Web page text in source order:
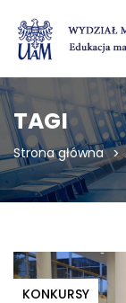
TAGI
Strona główna
KONKURSY